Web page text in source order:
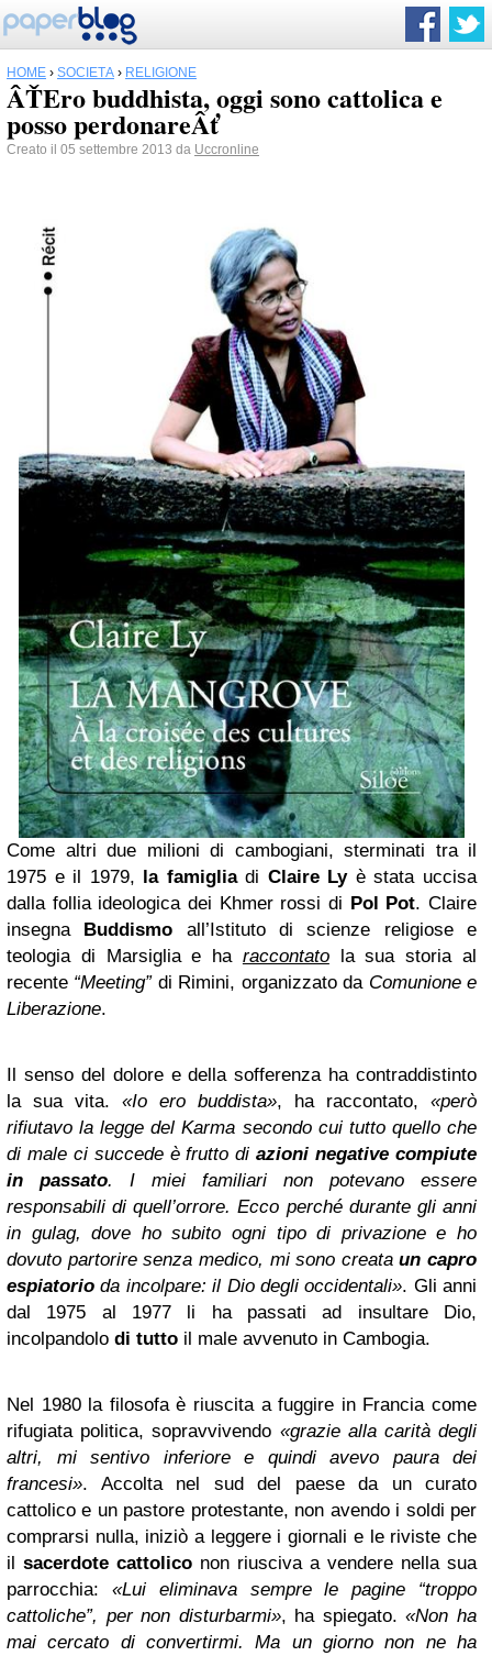
HOME › SOCIETÀ › RELIGIONE
ÂŤEro buddhista, oggi sono cattolica e
posso perdonareÂť
Creato il 05 settembre 2013 da Uccronline
Come altri due milioni di cambogiani, sterminati tra il
1975 e il 1979, la famigliadi Claire Lyè stata uccisa
dalla follia ideologica dei Khmer rossi di Pol Pot. Claire
insegna Buddismo all’Istituto di scienze religiose e
teologia di Marsiglia e ha raccontatola sua storia al
recente “Meeting”di Rimini, organizzato da Comunione e
Liberazione.
Il senso del dolore e della sofferenza ha contraddistinto
la sua vita. «Io ero buddista», ha raccontato, «però
rifiutavo la legge del Karma secondo cui tutto quello che
di male ci succede è frutto diazioni negative compiute
in passato. I miei familiari non potevano essere
responsabili di quell’orrore. Ecco perché durante gli anni
in gulag, dove ho subito ogni tipo di privazione e ho
dovuto partorire senza medico, mi sono creataun capro
espiatorio da incolpare: il Dio degli occidentali». Gli anni
dal 1975 al 1977 li ha passati ad insultare Dio,
incolpandolo di tutto il male avvenuto in Cambogia.
Nel 1980 la filosofa è riuscita a fuggire in Francia come
rifugiata politica, sopravvivendo «grazie alla carità degli
altri, mi sentivo inferiore e quindi avevo paura dei
francesi». Accolta nel sud del paese da un curato
cattolico e un pastore protestante, non avendo i soldi per
comprarsi nulla, iniziò a leggere i giornali e le riviste che
il sacerdote cattolico non riusciva a vendere nella sua
parrocchia: «Lui eliminava sempre le pagine “troppo
cattoliche”, per non disturbarmi», ha spiegato.«Non ha
mai cercato di convertirmi. Ma un giorno non ne ha